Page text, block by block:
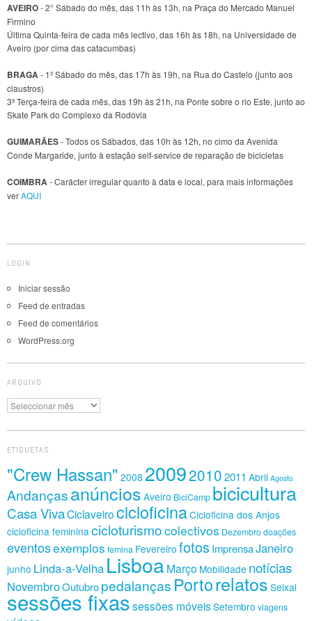
AVEIRO- 2° Sábado do mês, das 11h às 13h, na Praça do Mercado Manuel
Firmino
Última Quinta-feira de cada mês lectivo, das 16h às 18h, na Universidade de
Aveiro (por cima das catacumbas)
BRAGA- 1º Sábado do mês, das 17h às 19h, na Rua do Castelo (junto aos
claustros)
3ª Terça-feira de cada mês, das 19h às 21h, na Ponte sobre o rio Este, junto ao
Skate Park do Complexo da Rodovia
GUIMARÃES- Todos os Sábados, das 10h às 12h, no cimo da Avenida
Conde Margaride, junto à estação self-service de reparação de bicicletas
COIMBRA- Carácter irregular quanto à data e local, para mais informações
verAQUI
LOGIN
Iniciar sessão
Feed de entradas
Feed de comentários
WordPress.org
ARQUIVO
Arquivo
ETIQUETAS
"Crew Hassan" 2008 200920102011 Abril Agosto
Andançasanúncios Aveiro BiciCamp bicicultura
Casa VivaCiclaveirocicloficinaCicloficina dos Anjos
cicloficina femininacicloturismocolectivos Dezembrodoações
eventosexemplos femina Fevereiro fotos ImprensaJaneiro
junho Linda-a-Velha LisboaMarço Mobilidade notícias
NovembroOutubropedalanças Portorelatos Seixal
sessões fixassessões móveisSetembro viagens